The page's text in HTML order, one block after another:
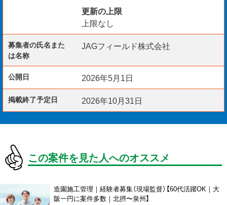
更新の上限
上限なし
募集者の氏名また
は名称
JAGフィールド株式会社
公開日 2026年5月1日
掲載終了予定日 2026年10月31日
この案件を見た人へのオススメ
造園施工管理｜経験者募集（現場監督）【60代活躍OK｜大
阪一円に案件多数｜北摂〜泉州】